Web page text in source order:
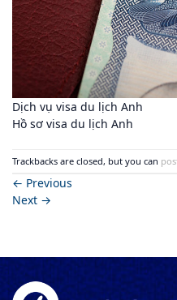
Dịch vụ visa du lịch Anh
Hồ sơ visa du lịch Anh
Trackbacks are closed, but you can
← Previous
Next →